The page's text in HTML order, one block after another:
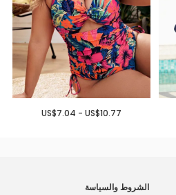
US$7.04 - US$10.77
الشروط والسياسة